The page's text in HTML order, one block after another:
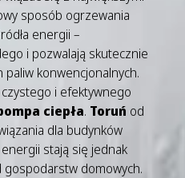
sposób ogrzewania
energii –
i pozwalają skutecznie
konwencjonalnych.
i efektywnego
ciepła. Toruń od
dla budynków
stają się jednak
domowych.